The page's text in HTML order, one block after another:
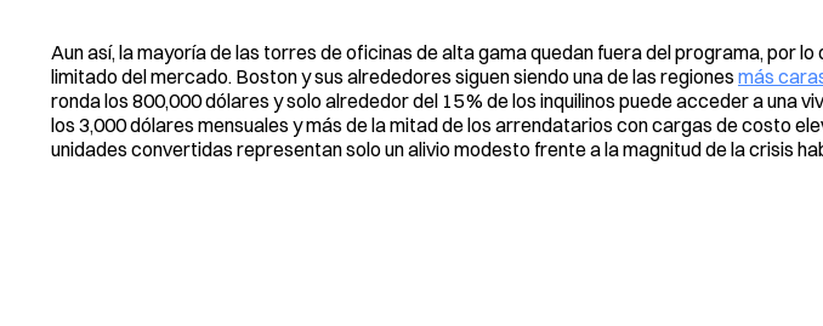
Aun así, la mayoría de las torres de oficinas de alta gama quedan fuera del programa, por
limitado del mercado. Boston y sus alrededores siguen siendo una de las regiones más
ronda los 800,000 dólares y solo alrededor del 15 % de los inquilinos puede acceder a una
los 3,000 dólares mensuales y más de la mitad de los arrendatarios con cargas de costo
unidades convertidas representan solo un alivio modesto frente a la magnitud de la crisis